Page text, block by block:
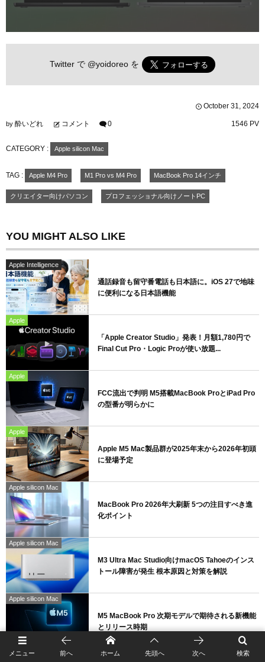
Twitter で @yoidoreo を
October 31, 2024
by 酔いどれ コメント 0 1546 PV
CATEGORY : Apple silicon Mac
TAG : Apple M4 Pro M1 Pro vs M4 Pro MacBook Pro 14インチ
クリエイター向けパソコン プロフェッショナル向けノートPC
YOU MIGHT ALSO LIKE
Apple Intelligence
通話録音も留守番電話も日本語に。iOS 27で地味
に便利になる日本語機能
Apple
「Apple Creator Studio」発表！月額1,780円で
Final Cut Pro・Logic Proが使い放題...
Apple
FCC流出で判明 M5搭載MacBook ProとiPad Pro
の型番が明らかに
Apple
Apple M5 Mac製品群が2025年末から2026年初頭
に登場予定
Apple silicon Mac
MacBook Pro 2026年大刷新 5つの注目すべき進
化ポイント
Apple silicon Mac
M3 Ultra Mac Studio向けmacOS Tahoeのインス
トール障害が発生 根本原因と対策を解説
Apple silicon Mac
M5 MacBook Pro 次期モデルで期待される新機能
とリリース時期
Apple silicon Mac
メニュー 検索
前へ ホーム 先頭へ 次へ